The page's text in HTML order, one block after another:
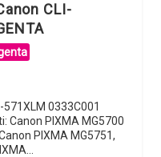
CLI-
0333C001
Canon PIXMA MG5700
PIXMA MG5751,